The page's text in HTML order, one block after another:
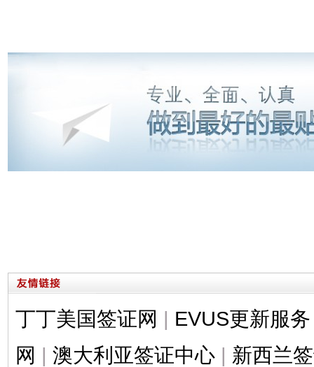
丁丁美国签证网 | EVUS更新服务
网 | 澳大利亚签证中心 | 新西兰